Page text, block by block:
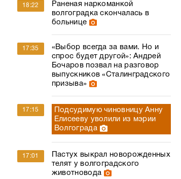
18:22
Раненая наркоманкой
волгоградка скончалась в
больнице
17:35
«Выбор всегда за вами. Но и
спрос будет другой»: Андрей
Бочаров позвал на разговор
выпускников «Сталинградского
призыва»
17:15
Подсудимую чиновницу Анну
Елисееву уволили из мэрии
Волгограда
17:01
Пастух выкрал новорожденных
телят у волгоградского
животновода